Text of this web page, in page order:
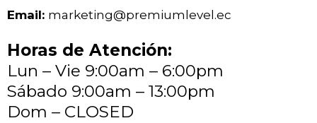
Email: marketing@premiumlevel.ec
Horas de Atención:
Lun – Vie 9:00am – 6:00pm
Sábado 9:00am – 13:00pm
Dom – CLOSED